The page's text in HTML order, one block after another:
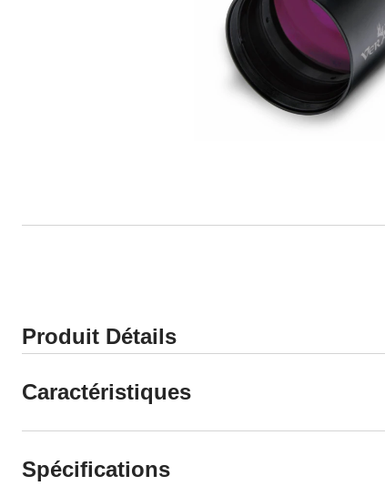
Produit Détails
Caractéristiques
Spécifications